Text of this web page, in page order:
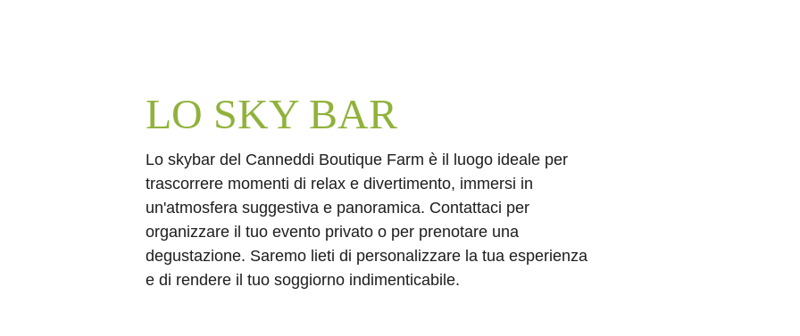
LO SKY BAR
Lo skybar del Canneddi Boutique Farm è il luogo ideale per
trascorrere momenti di relax e divertimento, immersi in
un'atmosfera suggestiva e panoramica. Contattaci per
organizzare il tuo evento privato o per prenotare una
degustazione. Saremo lieti di personalizzare la tua esperienza
e di rendere il tuo soggiorno indimenticabile.